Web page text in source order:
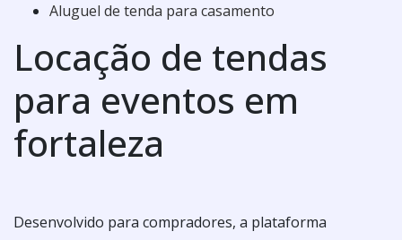
Aluguel de tenda para casamento
Locação de tendas
para eventos em
fortaleza
Desenvolvido para compradores, a plataforma